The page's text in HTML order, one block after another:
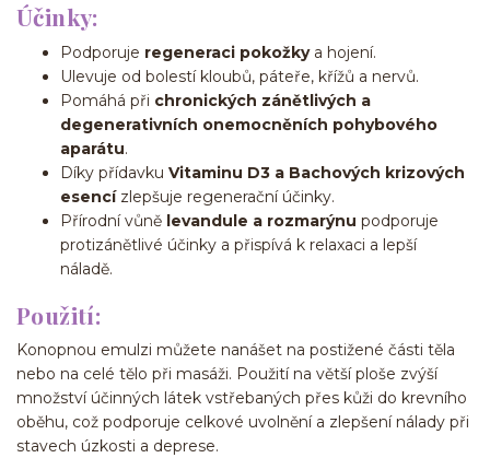
Účinky:
Podporuje regeneraci pokožkya hojení.
Ulevuje od bolestí kloubů, páteře, křížů a nervů.
Pomáhá při chronických zánětlivých a
degenerativních onemocněních pohybového
aparátu.
Díky přídavku Vitaminu D3 a Bachových krizových
esencízlepšuje regenerační účinky.
Přírodní vůně levandule a rozmarýnu podporuje
protizánětlivé účinky a přispívá k relaxaci a lepší
náladě.
Použití:
Konopnou emulzi můžete nanášet na postižené části těla
nebo na celé tělo při masáži. Použití na větší ploše zvýší
množství účinných látek vstřebaných přes kůži do krevního
oběhu, což podporuje celkové uvolnění a zlepšení nálady při
stavech úzkosti a deprese.